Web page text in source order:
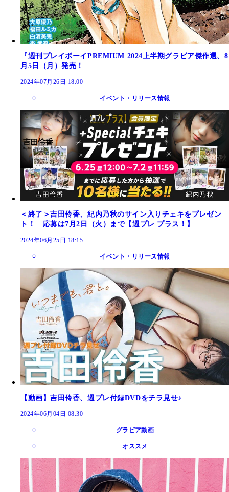
『週刊プレイボーイPREMIUM 2024上半期グラビア傑作選、8
月5日（月）発売！
2024年07月26日 18:00
イベント・リリース情報
＜終了＞吉田伶香、紀内乃秋のサイン入りチェキをプレゼン
ト！ 応募は7月2日（火）まで【週プレ プラス！】
2024年06月25日 18:15
イベント・リリース情報
【動画】吉田伶香、週プレ付録DVDをチラ見せ♪
2024年06月04日 08:30
グラビア動画
オススメ